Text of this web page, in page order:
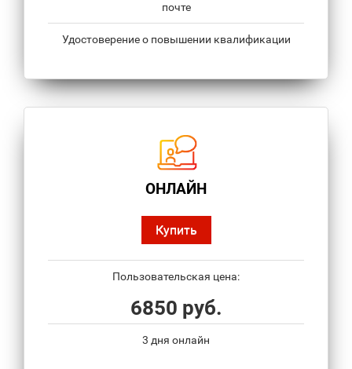
почте
Удостоверение о повышении квалификации
ОНЛАЙН
Купить
Пользовательская цена:
6850 руб.
3 дня онлайн